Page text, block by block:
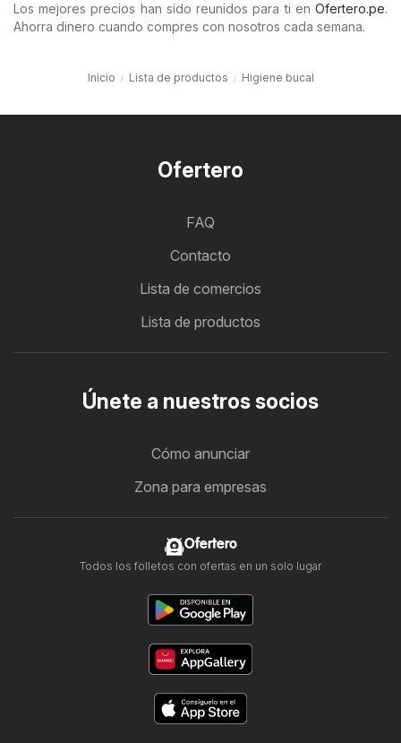
Los mejores precios han sido reunidos para ti en Ofertero.pe.
Ahorra dinero cuando compres con nosotros cada semana.
Inicio Lista de productos Higiene bucal
Ofertero
FAQ
Contacto
Lista de comercios
Lista de productos
Únete a nuestros socios
Cómo anunciar
Zona para empresas
Ofertero
Todos los folletos con ofertas en un solo lugar